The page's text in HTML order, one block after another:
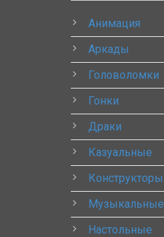
Анимация
Аркады
Головоломки
Гонки
Драки
Казуальные
Конструкторы
Музыкальные
Настольные